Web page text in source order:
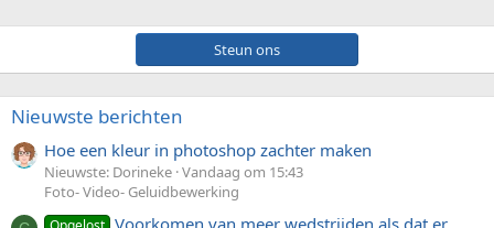
Steun ons
Nieuwste berichten
Hoe een kleur in photoshop zachter maken
Nieuwste: Dorineke Vandaag om 15:43
Foto- Video- Geluidbewerking
Voorkomen van meer wedstrijden als dat er